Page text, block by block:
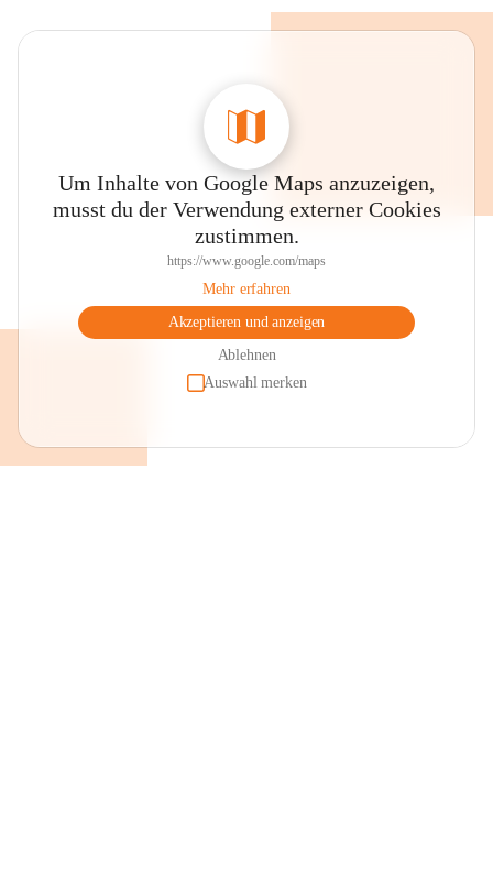
Um Inhalte von Google Maps anzuzeigen,
musst du der Verwendung externer Cookies
zustimmen.
https://www.google.com/maps
Mehr erfahren
Akzeptieren und anzeigen
Ablehnen
Auswahl merken